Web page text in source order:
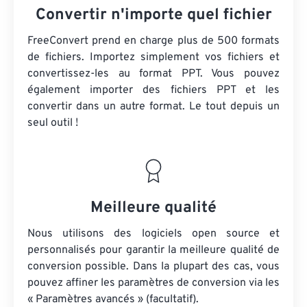
Convertir n'importe quel fichier
FreeConvert prend en charge plus de 500 formats
de fichiers. Importez simplement vos fichiers et
convertissez-les au format PPT. Vous pouvez
également importer des fichiers PPT et les
convertir dans un autre format. Le tout depuis un
seul outil !
Meilleure qualité
Nous utilisons des logiciels open source et
personnalisés pour garantir la meilleure qualité de
conversion possible. Dans la plupart des cas, vous
pouvez affiner les paramètres de conversion via les
« Paramètres avancés » (facultatif).